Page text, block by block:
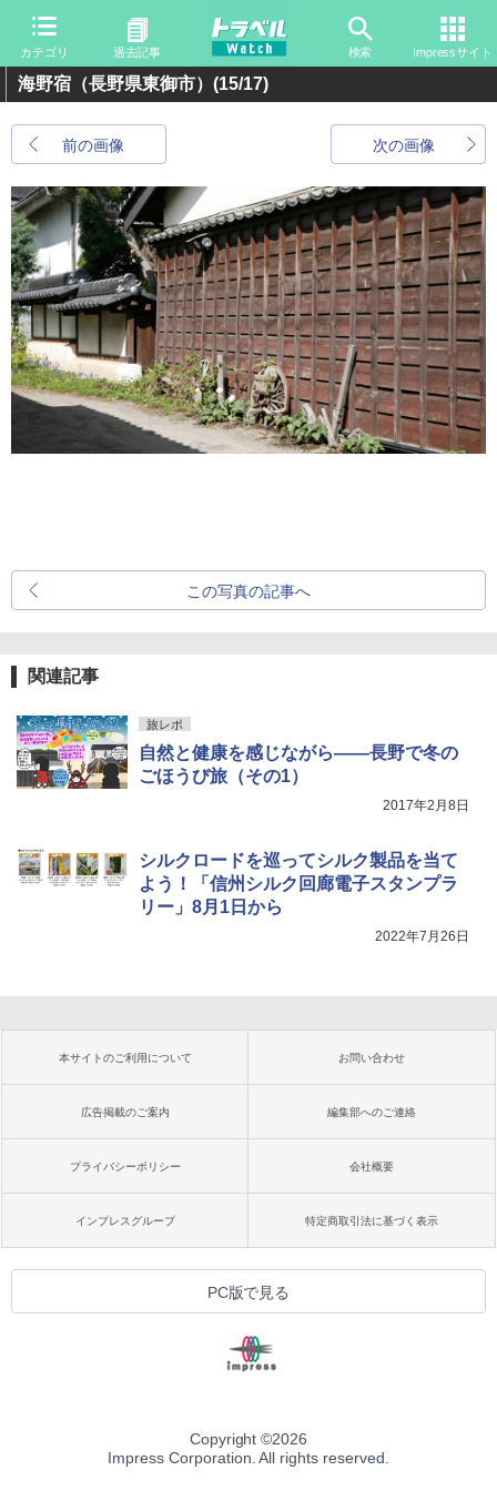
カテゴリ 過去記事 検索 Impressサイト
海野宿（長野県東御市） (15/17)
前の画像 次の画像
この写真の記事へ
関連記事
旅レポ
自然と健康を感じながら――長野で冬の
ごほうび旅（その1）
2017年2月8日
シルクロードを巡ってシルク製品を当て
よう！「信州シルク回廊電子スタンプラ
リー」8月1日から
2022年7月26日
本サイトのご利用について お問い合わせ
広告掲載のご案内 編集部へのご連絡
プライバシーポリシー 会社概要
インプレスグループ 特定商取引法に基づく表示
PC版で見る
Copyright ©2026
Impress Corporation. All rights reserved.